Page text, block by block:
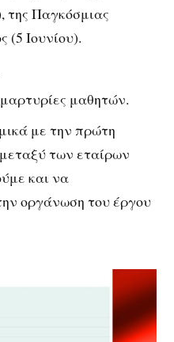
της Παγκόσμιας
(5 Ιουνίου).
μαθητών.
με την πρώτη
των εταίρων
και να
οργάνωση του έργου